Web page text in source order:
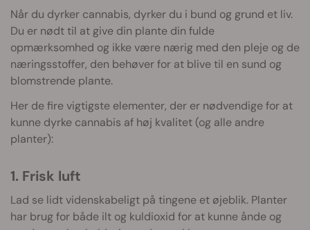
Når du dyrker cannabis, dyrker du i bund og grund et liv.
Du er nødt til at give din plante din fulde
opmærksomhed og ikke være nærig med den pleje og de
næringsstoffer, den behøver for at blive til en sund og
blomstrende plante.
Her de fire vigtigste elementer, der er nødvendige for at
kunne dyrke cannabis af høj kvalitet (og alle andre
planter):
1. Frisk luft
Lad se lidt videnskabeligt på tingene et øjeblik. Planter
har brug for både ilt og kuldioxid for at kunne ånde og